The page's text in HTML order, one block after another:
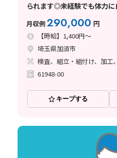
られます◎未経験でも体力
る職場です！
月収例290,000 円
【時給】1,400円～
埼玉県加須市
検査、組立・組付け、加工
61948-00
キープする